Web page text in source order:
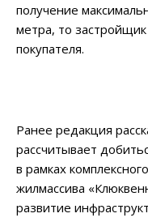
получение
метра, то
покупателя.
Ранее редакция
рассчитывает
в рамках
жилмассива
развитие